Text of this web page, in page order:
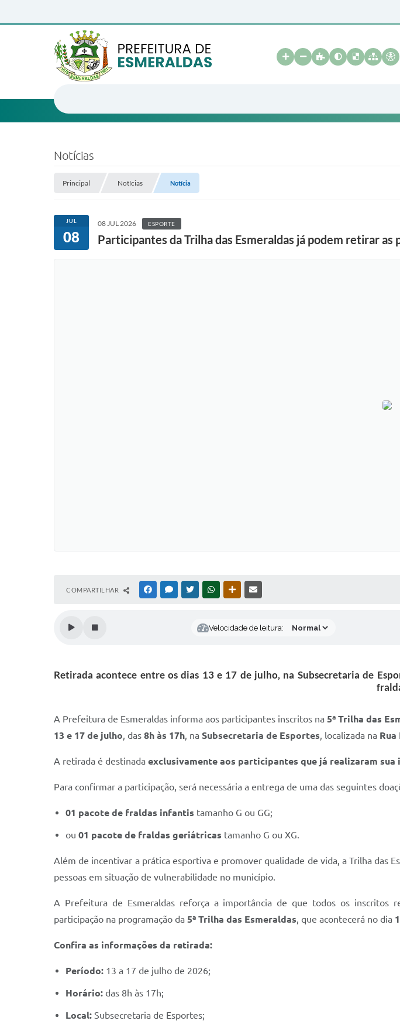
Notícias
Principal Notícias Notícia
JUL
08
08 JUL 2026 ESPORTE
Participantes da Trilha das Esmeraldas já podem retirar as
COMPARTILHAR FACEBOOKMESSENGER
TWITTERWHATSAPPOUTRAS MÍDIAS
Velocidade de leitura:
Retirada acontece entre os dias 13 e 17 de julho, na Subsecretaria de
A Prefeitura de Esmeraldas informa aos participantes inscritos na 5ª Trilha das
13 e 17 de julho, das 8h às 17h, na Subsecretaria de Esportes, localizada na
A retirada é destinada exclusivamente aos participantes que já realizaram sua
Para confirmar a participação, será necessária a entrega de uma das seguintes
01 pacote de fraldas infantis tamanho G ou GG;
ou 01 pacote de fraldas geriátricas tamanho G ou XG.
Além de incentivar a prática esportiva e promover qualidade de vida, a Trilha das
pessoas em situação de vulnerabilidade no município.
A Prefeitura de Esmeraldas reforça a importância de que todos os inscritos
participação na programação da 5ª Trilha das Esmeraldas, que acontecerá no dia
Confira as informações da retirada:
Período: 13 a 17 de julho de 2026;
Horário: das 8h às 17h;
Local: Subsecretaria de Esportes;